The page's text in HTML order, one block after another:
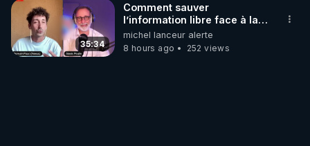
35:34
Comment sauver
l’information libre face à la
censure ? Interview avec
Alexis Poulin
michel lanceur alerte
8 hours ago
252 views